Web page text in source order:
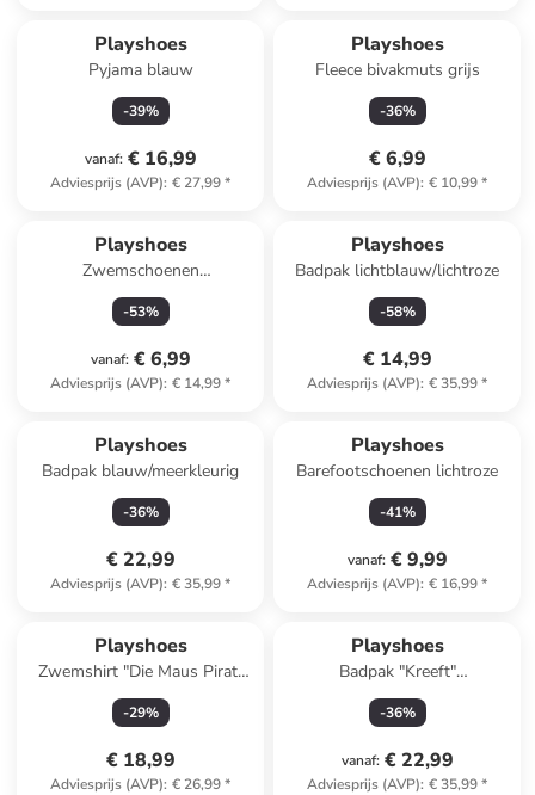
Playshoes
Pyjama blauw
-39%
vanaf: € 16,99
Adviesprijs (AVP): € 27,99*
Playshoes
Fleece bivakmuts grijs
-36%
€ 6,99
Adviesprijs (AVP): € 10,99*
Playshoes
Zwemschoenen
donkerblauw/lichtblauw
-53%
vanaf: € 6,99
Adviesprijs (AVP): € 14,99*
Playshoes
Badpak lichtblauw/lichtroze
-58%
€ 14,99
Adviesprijs (AVP): € 35,99*
Playshoes
Badpak blauw/meerkleurig
-36%
€ 22,99
Adviesprijs (AVP): € 35,99*
Playshoes
Barefootschoenen lichtroze
-41%
vanaf: € 9,99
Adviesprijs (AVP): € 16,99*
Playshoes
Zwemshirt "Die Maus Pirat"
blauw/meerkleurig
-29%
€ 18,99
Adviesprijs (AVP): € 26,99*
Playshoes
Badpak "Kreeft"
lichtroze/lichtblauw
-36%
vanaf: € 22,99
Adviesprijs (AVP): € 35,99*